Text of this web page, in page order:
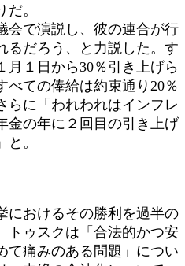
。
会で演説し、彼の連合が行
るだろう、と力説した。す
月１日から30％引き上げら
べての俸給は約束通り20％
らに「われわれはインフレ
金の年に２回目の引き上げ
。
におけるその勝利を過半の
トゥスクは「合法的かつ安
て痛みのある問題」につい